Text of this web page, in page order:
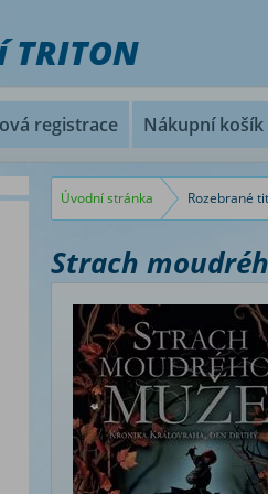
registrace Nákupní košík
Úvodní stránka Rozebrané
Strach